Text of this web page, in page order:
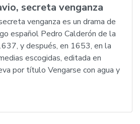
secreta venganza
venganza es un drama de
español Pedro Calderón de la
y después, en 1653, en la
escogidas, editada en
por título Vengarse con agua y